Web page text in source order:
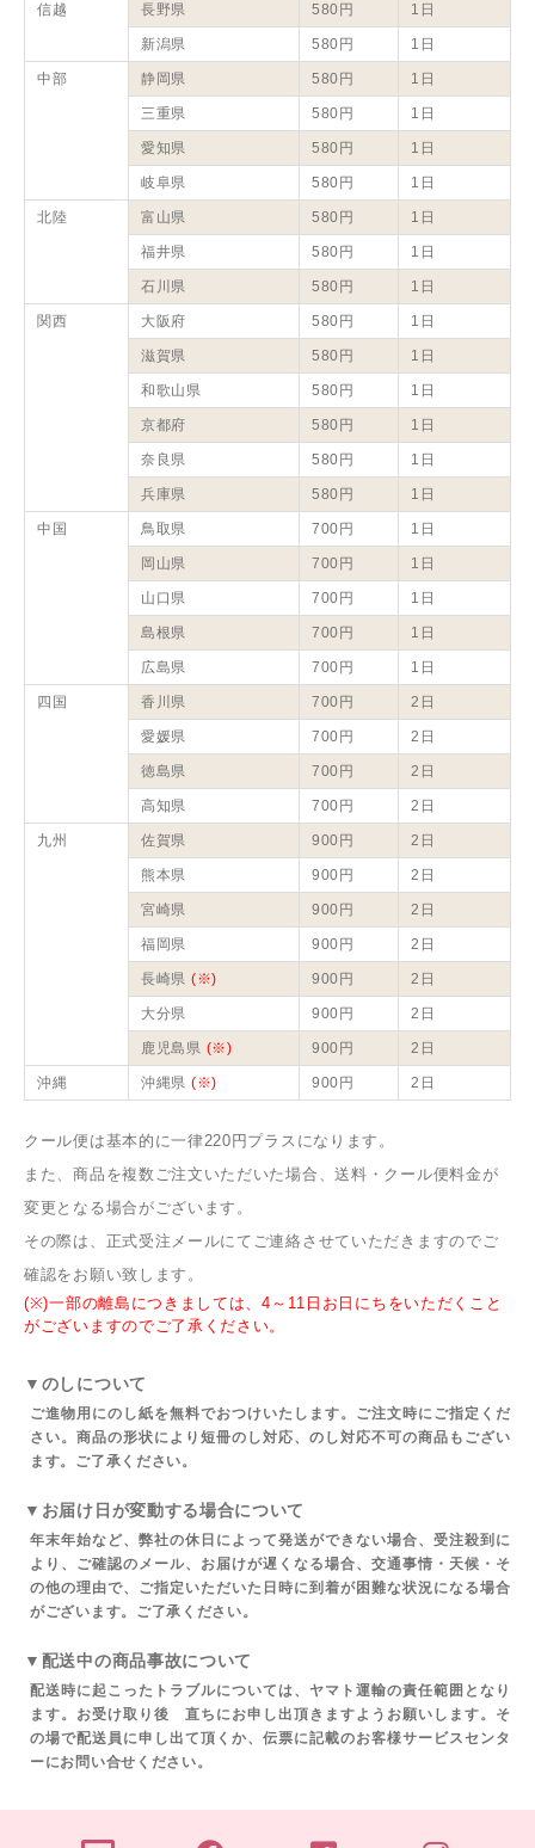
信越 長野県 580円 1日
新潟県 580円 1日
中部 静岡県 580円 1日
三重県 580円 1日
愛知県 580円 1日
岐阜県 580円 1日
北陸 富山県 580円 1日
福井県 580円 1日
石川県 580円 1日
関西 大阪府 580円 1日
滋賀県 580円 1日
和歌山県 580円 1日
京都府 580円 1日
奈良県 580円 1日
兵庫県 580円 1日
中国 鳥取県 700円 1日
岡山県 700円 1日
山口県 700円 1日
島根県 700円 1日
広島県 700円 1日
四国 香川県 700円 2日
愛媛県 700円 2日
徳島県 700円 2日
高知県 700円 2日
九州 佐賀県 900円 2日
熊本県 900円 2日
宮崎県 900円 2日
福岡県 900円 2日
長崎県 (※) 900円 2日
大分県 900円 2日
鹿児島県 (※) 900円 2日
沖縄 沖縄県 (※) 900円 2日
クール便は基本的に一律220円プラスになります。
また、商品を複数ご注文いただいた場合、送料・クール便料金が
変更となる場合がございます。
その際は、正式受注メールにてご連絡させていただきますのでご
確認をお願い致します。
(※)一部の離島につきましては、4～11日お日にちをいただくこと
がございますのでご了承ください。
▼のしについて
ご進物用にのし紙を無料でおつけいたします。ご注文時にご指定くだ
さい。商品の形状により短冊のし対応、のし対応不可の商品もござい
ます。ご了承ください。
▼お届け日が変動する場合について
年末年始など、弊社の休日によって発送ができない場合、受注殺到に
より、ご確認のメール、お届けが遅くなる場合、交通事情・天候・そ
の他の理由で、ご指定いただいた日時に到着が困難な状況になる場合
がございます。ご了承ください。
▼配送中の商品事故について
配送時に起こったトラブルについては、ヤマト運輸の責任範囲となり
ます。お受け取り後 直ちにお申し出頂きますようお願いします。そ
の場で配送員に申し出て頂くか、伝票に記載のお客様サービスセンタ
ーにお問い合せください。